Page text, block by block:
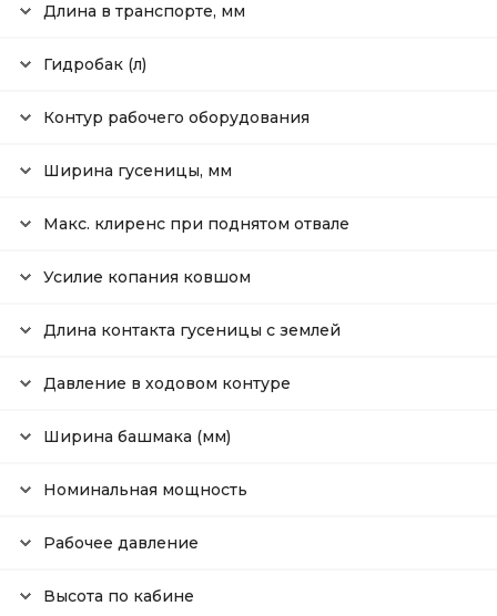
Длина в транспорте, мм
Гидробак (л)
Контур рабочего оборудования
Ширина гусеницы, мм
Макс. клиренс при поднятом отвале
Усилие копания ковшом
Длина контакта гусеницы с землей
Давление в ходовом контуре
Ширина башмака (мм)
Номинальная мощность
Рабочее давление
Высота по кабине